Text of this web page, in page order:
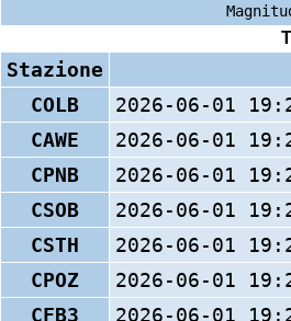
Stazione
COLB
2026-06-01
CAWE
2026-06-01
CPNB
2026-06-01
CSOB
2026-06-01
CSTH
2026-06-01
CPOZ
2026-06-01
CFB3
2026-06-01